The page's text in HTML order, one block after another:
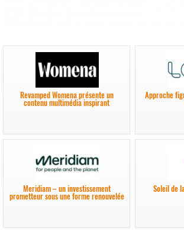
Revamped Womena présente un
contenu multimédia inspirant
Approche
Meridiam – un investissement
prometteur sous une forme renouvelée
Soleil de